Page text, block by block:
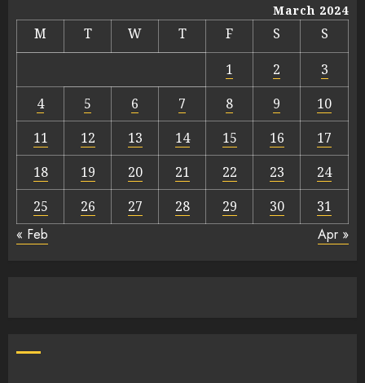
March 2024
M T W T F S
S
1
2
3
4
5 6 7 8 9
10
11
12 13 14 15 16
17
18
19 20 21 22 23
24
25
26 27 28 29 30 31
« Feb Apr »